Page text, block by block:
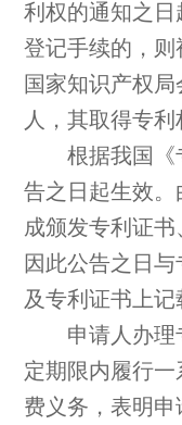
利权的通知之日
登记手续的，则
国家知识产权
人，其取得专利
根据我国《
告之日起生效
成颁发专利证书
因此公告之日
及专利证书上记
申请人办理
定期限内履行
费义务，表明